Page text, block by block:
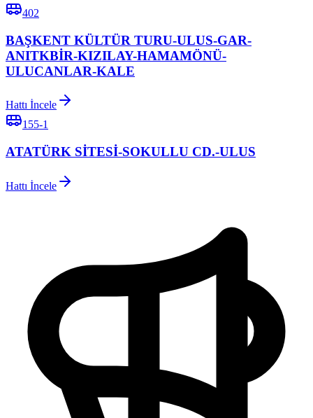
402
BAŞKENT KÜLTÜR TURU-ULUS-GAR-
ANITKBİR-KIZILAY-HAMAMÖNÜ-
ULUCANLAR-KALE
Hattı İncele
155-1
ATATÜRK SİTESİ-SOKULLU CD.-ULUS
Hattı İncele